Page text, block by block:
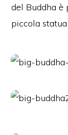
del Buddha è
piccola